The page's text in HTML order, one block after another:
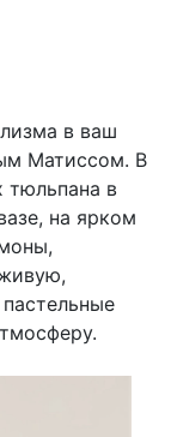
в ваш
Матиссом. В
тюльпана в
на ярком